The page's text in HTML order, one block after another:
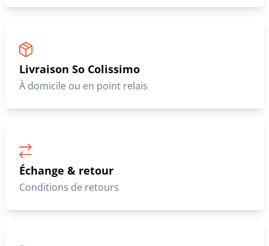
Livraison So Colissimo
À domicile ou en point relais
Échange & retour
Conditions de retours